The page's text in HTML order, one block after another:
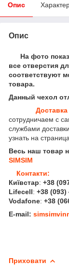
Опис
Опис
На фото
все отверстия
соответствуют
товара.
Данный чехол
сотрудничаем с
службами
узнать на
Весь наш товар
SIMSIM
Контакти:
Київстар: +38
Lifecell: +38 (093)
Vodafone: +38
E-mail:
Приховати